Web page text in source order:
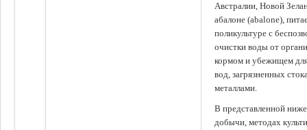
Австралии, Новой
абалоне (abalone),
поликультуре с
очистки воды от
кормом и убежищем
вод, загрязненных
металлами.
В представленной
добычи, методах